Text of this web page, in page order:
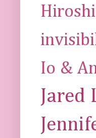
Io &
Jared